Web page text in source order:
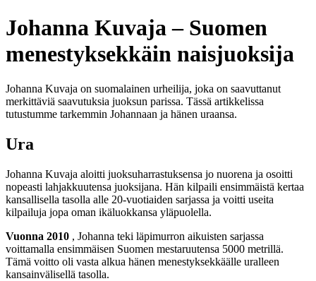
Johanna Kuvaja – Suomen
menestyksekkäin naisjuoksija
Johanna Kuvaja on suomalainen urheilija, joka on saavuttanut
merkittäviä saavutuksia juoksun parissa. Tässä artikkelissa
tutustumme tarkemmin Johannaan ja hänen uraansa.
Ura
Johanna Kuvaja aloitti juoksuharrastuksensa jo nuorena ja osoitti
nopeasti lahjakkuutensa juoksijana. Hän kilpaili ensimmäistä kertaa
kansallisella tasolla alle 20-vuotiaiden sarjassa ja voitti useita
kilpailuja jopa oman ikäluokkansa yläpuolella.
Vuonna 2010 , Johanna teki läpimurron aikuisten sarjassa
voittamalla ensimmäisen Suomen mestaruutensa 5000 metrillä.
Tämä voitto oli vasta alkua hänen menestyksekkäälle uralleen
kansainvälisellä tasolla.